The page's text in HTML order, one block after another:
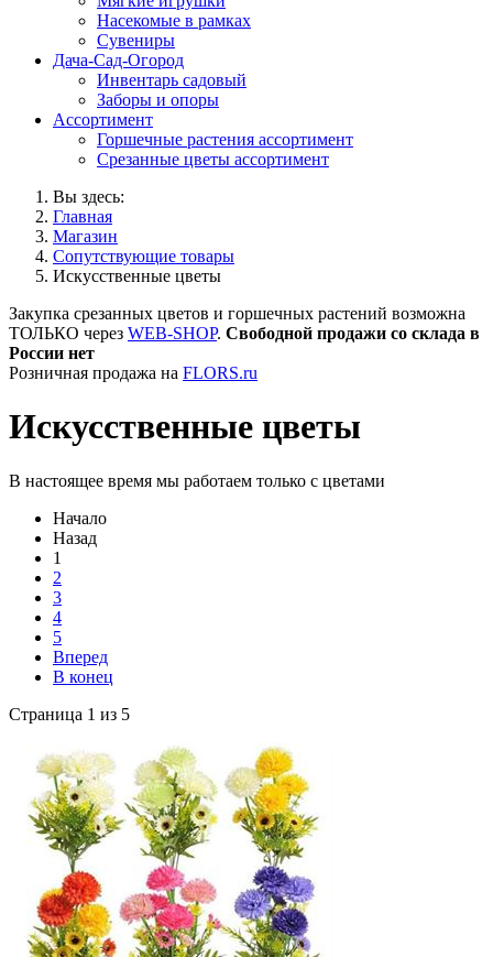
Насекомые в рамках
Сувениры
Дача-Сад-Огород
Инвентарь садовый
Заборы и опоры
Ассортимент
Горшечные растения ассортимент
Срезанные цветы ассортимент
Вы здесь:
Главная
Магазин
Сопутствующие товары
Искусственные цветы
Закупка срезанных цветов и горшечных растений возможна
ТОЛЬКО через WEB-SHOP. Свободной продажи со склада в
России нет
Розничная продажа на FLORS.ru
Искусственные цветы
В настоящее время мы работаем только с цветами
Начало
Назад
1
2
3
4
5
Вперед
В конец
Страница 1 из 5